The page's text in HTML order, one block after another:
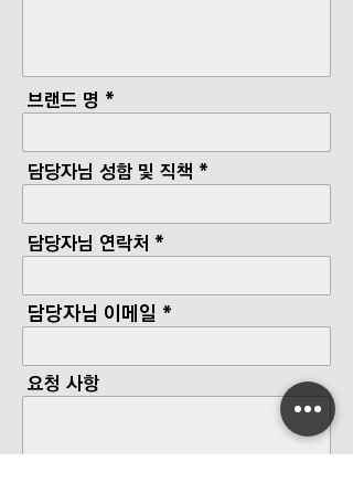
브랜드 명
담당자님 성함 및 직책
담당자님 연락처
담당자님 이메일
요청 사항